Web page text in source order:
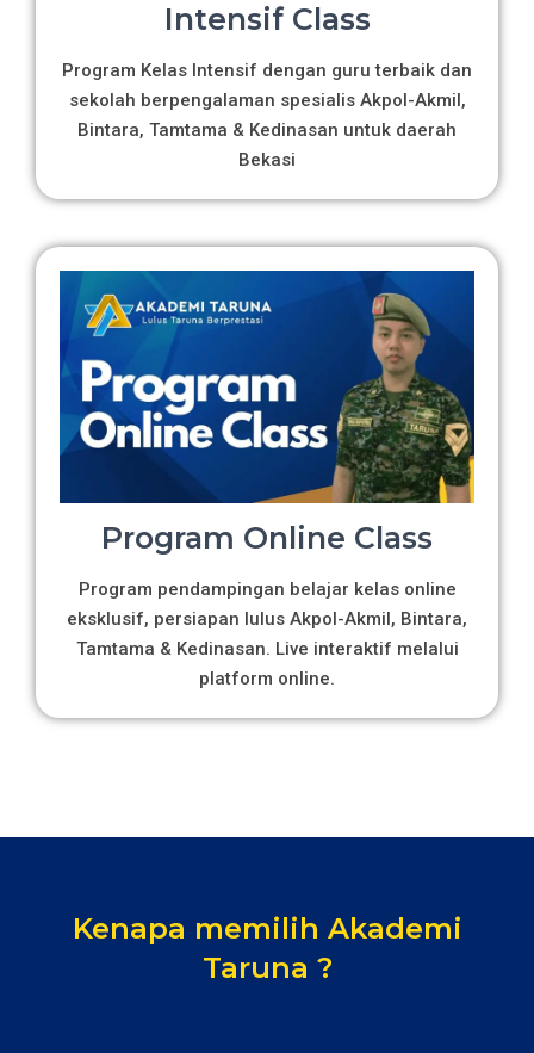
Intensif Class
Program Kelas Intensif dengan guru terbaik dan
sekolah berpengalaman spesialis Akpol-Akmil,
Bintara, Tamtama & Kedinasan untuk daerah
Bekasi
Program Online Class
Program pendampingan belajar kelas online
eksklusif, persiapan lulus Akpol-Akmil, Bintara,
Tamtama & Kedinasan. Live interaktif melalui
platform online.
Kenapa memilih Akademi
Taruna ?